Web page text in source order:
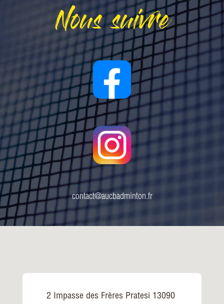
Nous suivre
contact@aucbadminton.fr
2 Impasse des Frères Pratesi 13090